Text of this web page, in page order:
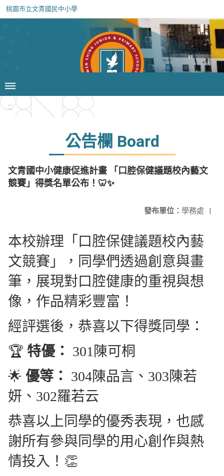
桃園市立文青國民中小學
:::
公告欄 Board
文青國中小健康促進計畫 「口腔保健議題校內藝文
競賽」得獎名單公布！🦷✨
發布單位： 學務處 |
本校辦理 「口腔保健議題校內藝
文競賽」，同學們透過創意與畫
筆，展現對口腔健康的重視與想
像，作品精彩豐富！
經評選後，恭喜以下得獎同學：
🏆 特優： 301陳可桐
🌟 優等： 304陳品言、303陳若
妍、302羅若云
恭喜以上同學的優秀表現，也感
謝所有參與同學的用心創作與熱
情投入！ 👏